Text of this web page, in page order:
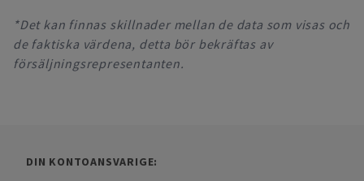
*Det kan finnas skillnader mellan de data som visas och
de faktiska värdena, detta bör bekräftas av
försäljningsrepresentanten.
DIN KONTOANSVARIGE: